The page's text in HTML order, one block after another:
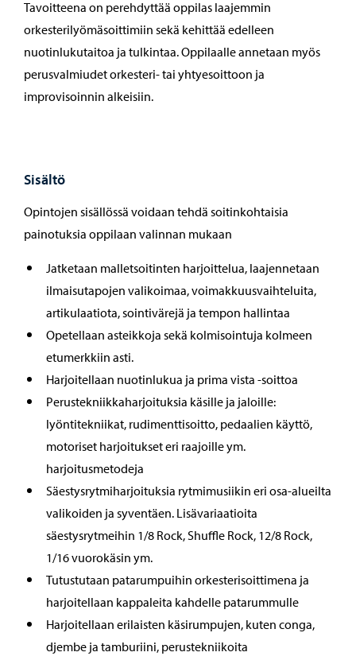
Tavoitteena on perehdyttää oppilas laajemmin
orkesterilyömäsoittimiin sekä kehittää edelleen
nuotinlukutaitoa ja tulkintaa. Oppilaalle annetaan myös
perusvalmiudet orkesteri- tai yhtyesoittoon ja
improvisoinnin alkeisiin.
Sisältö
Opintojen sisällössä voidaan tehdä soitinkohtaisia
painotuksia oppilaan valinnan mukaan
Jatketaan malletsoitinten harjoittelua, laajennetaan
ilmaisutapojen valikoimaa, voimakkuusvaihteluita,
artikulaatiota, sointivärejä ja tempon hallintaa
Opetellaan asteikkoja sekä kolmisointuja kolmeen
etumerkkiin asti.
Harjoitellaan nuotinlukua ja prima vista -soittoa
Perustekniikkaharjoituksia käsille ja jaloille:
lyöntitekniikat, rudimenttisoitto, pedaalien käyttö,
motoriset harjoitukset eri raajoille ym.
harjoitusmetodeja
Säestysrytmiharjoituksia rytmimusiikin eri osa-alueilta
valikoiden ja syventäen. Lisävariaatioita
säestysrytmeihin 1/8 Rock, Shuffle Rock, 12/8 Rock,
1/16 vuorokäsin ym.
Tutustutaan patarumpuihin orkesterisoittimena ja
harjoitellaan kappaleita kahdelle patarummulle
Harjoitellaan erilaisten käsirumpujen, kuten conga,
djembe ja tamburiini, perustekniikoita